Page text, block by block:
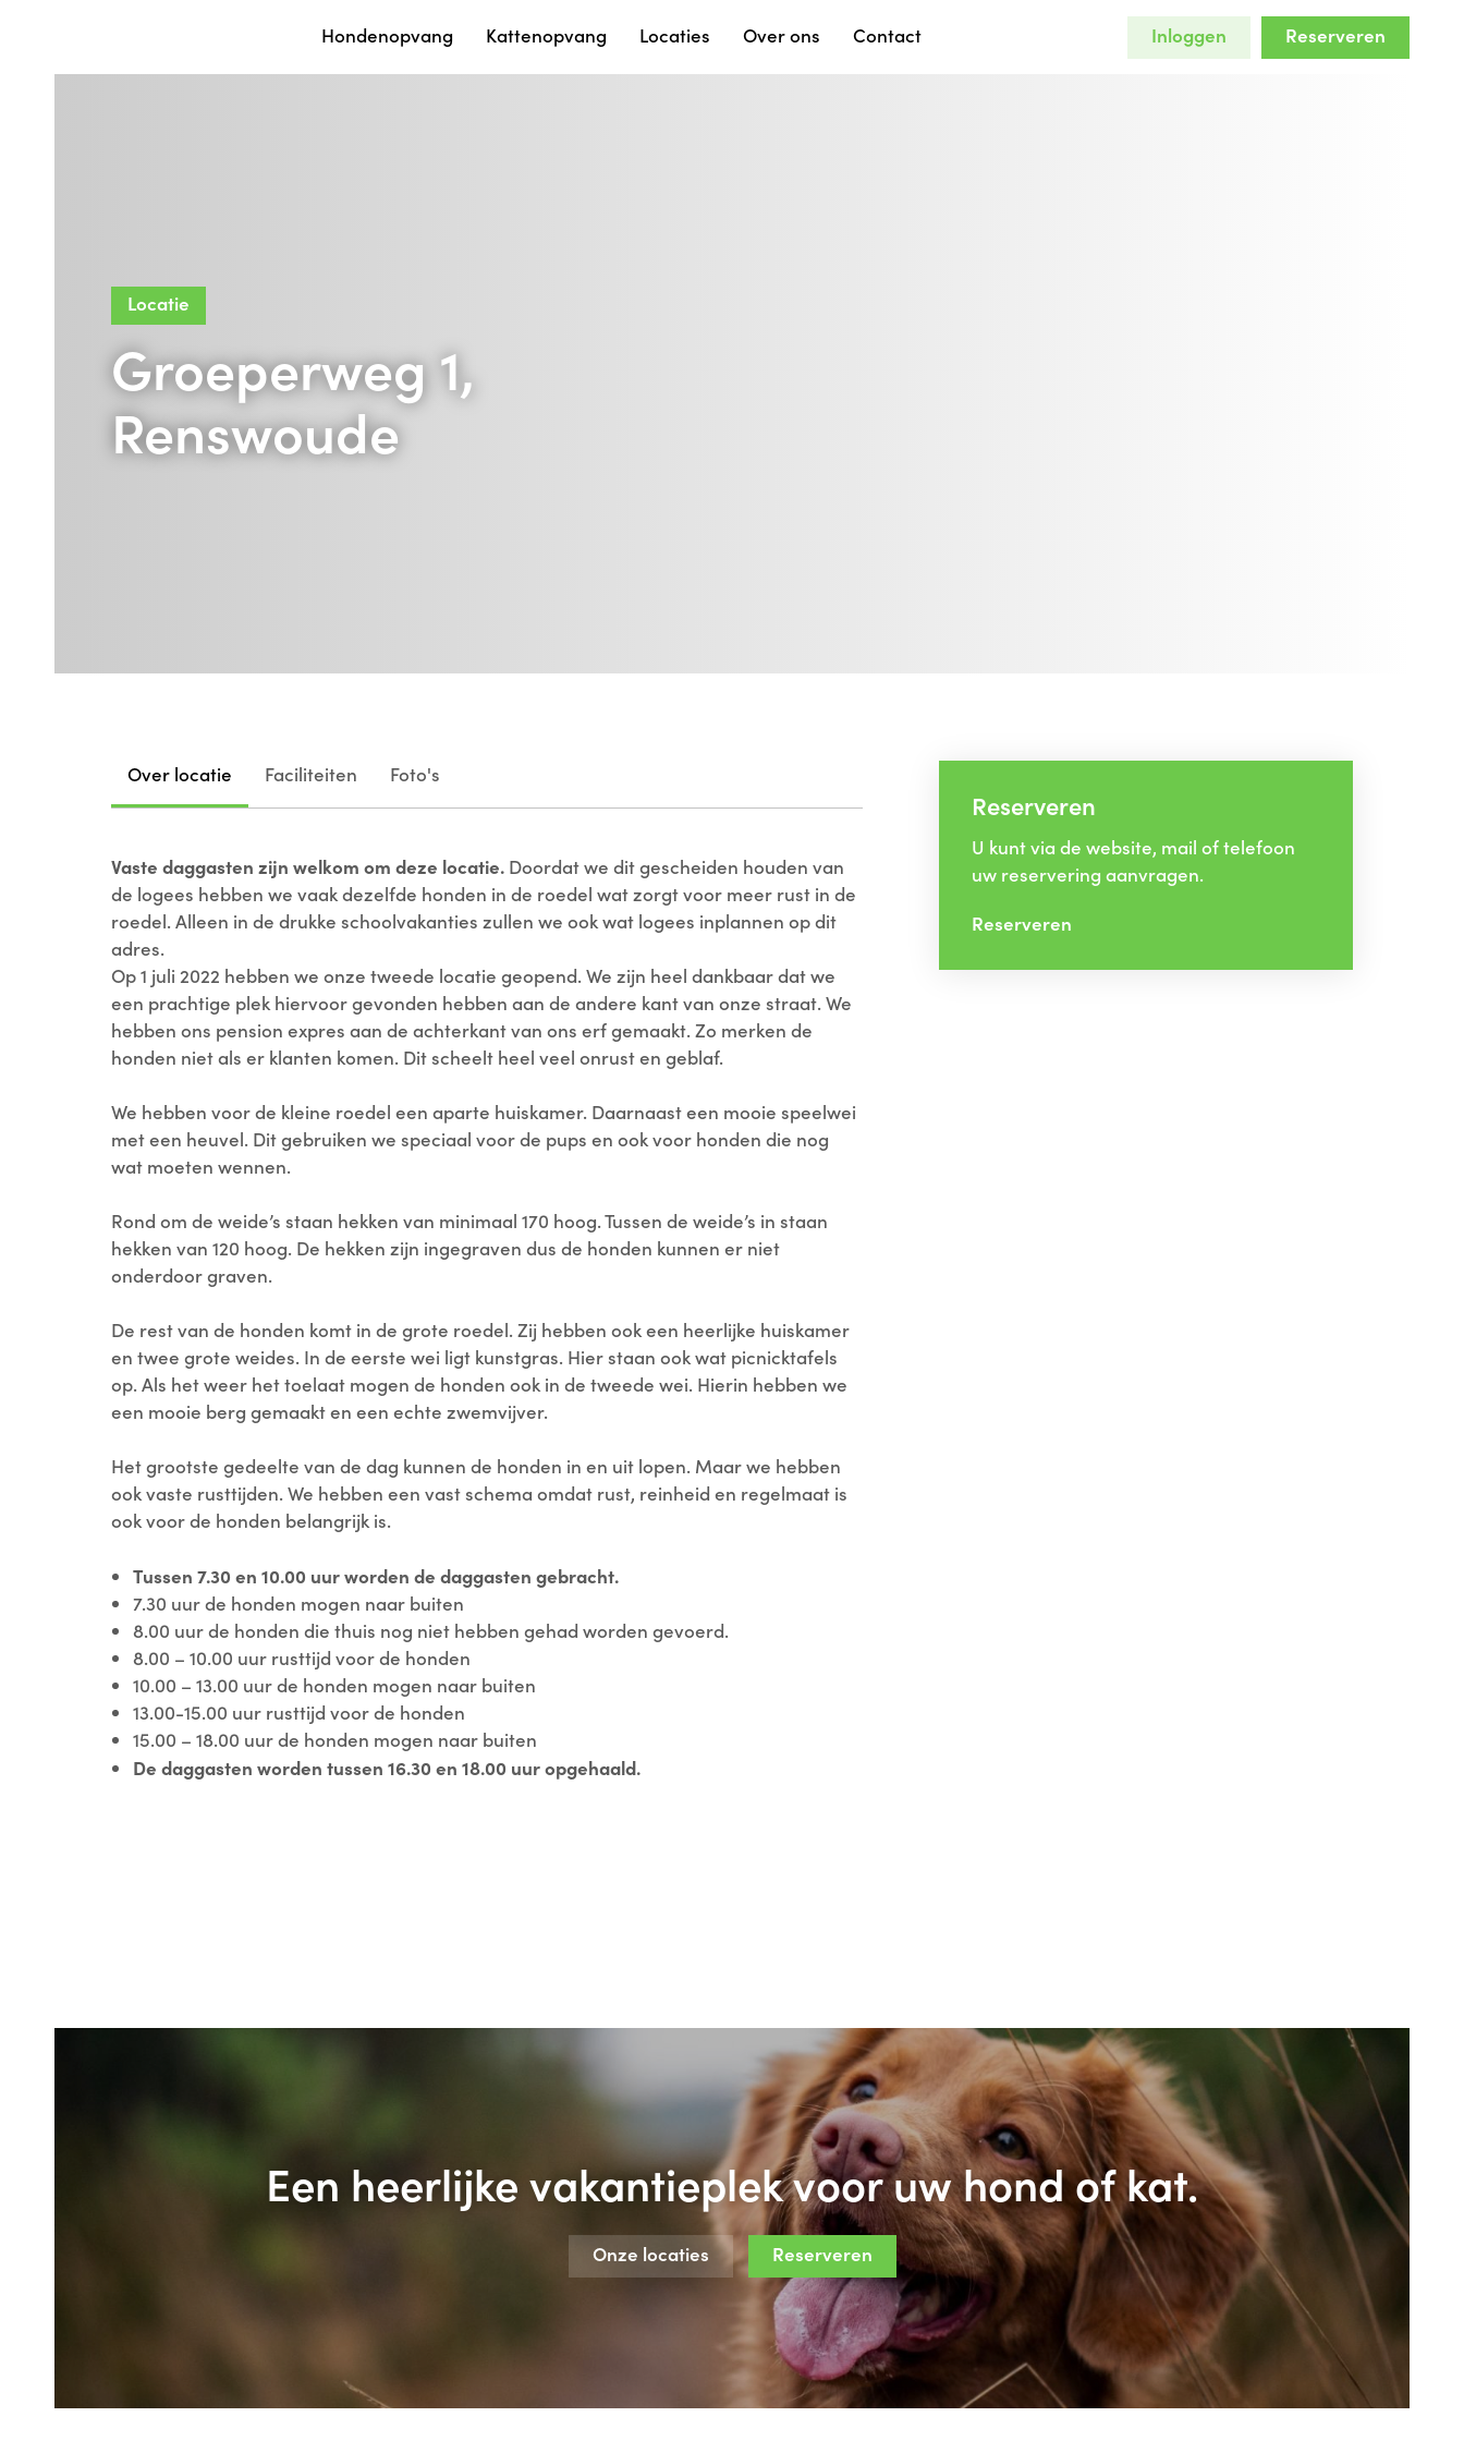
Hondenopvang Kattenopvang Locaties Over ons Contact Inloggen Reserveren
Locatie
Groeperweg 1,
Renswoude
Over locatie Faciliteiten Foto's
Vaste daggasten zijn welkom om deze locatie. Doordat we dit gescheiden houden van
de logees hebben we vaak dezelfde honden in de roedel wat zorgt voor meer rust in de
roedel. Alleen in de drukke schoolvakanties zullen we ook wat logees inplannen op dit
adres.
Op 1 juli 2022 hebben we onze tweede locatie geopend. We zijn heel dankbaar dat we
een prachtige plek hiervoor gevonden hebben aan de andere kant van onze straat. We
hebben ons pension expres aan de achterkant van ons erf gemaakt. Zo merken de
honden niet als er klanten komen. Dit scheelt heel veel onrust en geblaf.
We hebben voor de kleine roedel een aparte huiskamer. Daarnaast een mooie speelwei
met een heuvel. Dit gebruiken we speciaal voor de pups en ook voor honden die nog
wat moeten wennen.
Rond om de weide’s staan hekken van minimaal 170 hoog. Tussen de weide’s in staan
hekken van 120 hoog. De hekken zijn ingegraven dus de honden kunnen er niet
onderdoor graven.
De rest van de honden komt in de grote roedel. Zij hebben ook een heerlijke huiskamer
en twee grote weides. In de eerste wei ligt kunstgras. Hier staan ook wat picnicktafels
op. Als het weer het toelaat mogen de honden ook in de tweede wei. Hierin hebben we
een mooie berg gemaakt en een echte zwemvijver.
Het grootste gedeelte van de dag kunnen de honden in en uit lopen. Maar we hebben
ook vaste rusttijden. We hebben een vast schema omdat rust, reinheid en regelmaat is
ook voor de honden belangrijk is.
Tussen 7.30 en 10.00 uur worden de daggasten gebracht.
7.30 uur de honden mogen naar buiten
8.00 uur de honden die thuis nog niet hebben gehad worden gevoerd.
8.00 – 10.00 uur rusttijd voor de honden
10.00 – 13.00 uur de honden mogen naar buiten
13.00-15.00 uur rusttijd voor de honden
15.00 – 18.00 uur de honden mogen naar buiten
De daggasten worden tussen 16.30 en 18.00 uur opgehaald.
Reserveren
U kunt via de website, mail of telefoon
uw reservering aanvragen.
Reserveren
Een heerlijke vakantieplek voor uw hond of kat.
Onze locaties Reserveren